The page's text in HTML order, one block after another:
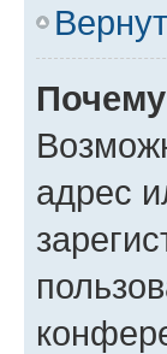
адрес